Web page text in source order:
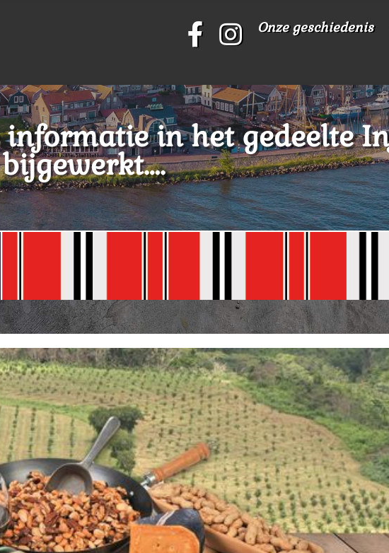
Onze geschiedenis
informatie in het gedeelte
bijgewerkt….